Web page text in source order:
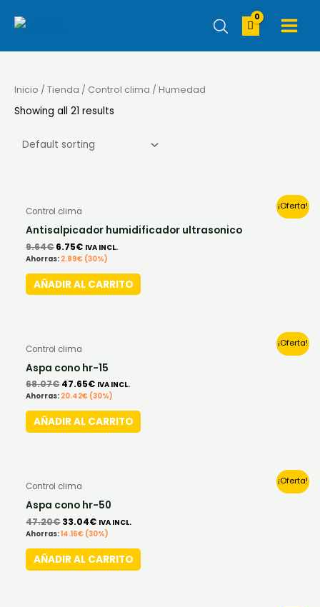
MENU
Inicio / Tienda / Control clima / Humedad
Showing all 21 results
¡Oferta!
Control clima
Antisalpicador humidificador ultrasonico
9.64€
price
was:
9.64€.
6.75€
is:
6.75€.
IVA INCL.
Ahorras: 2.89€ (30%)
AÑADIR AL CARRITO
¡Oferta!
Control clima
Aspa cono hr-15
68.07€
price
was:
68.07€.
47.65€
is:
47.65€.
IVA INCL.
Ahorras: 20.42€ (30%)
AÑADIR AL CARRITO
¡Oferta!
Control clima
Aspa cono hr-50
47.20€
price
was:
47.20€.
33.04€
is:
33.04€.
IVA INCL.
Ahorras:14.16€ (30%)
AÑADIR AL CARRITO